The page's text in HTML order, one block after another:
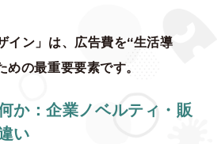
イン」は、広告費を“生活導
の最重要要素です。
か：企業ノベルティ・販
い